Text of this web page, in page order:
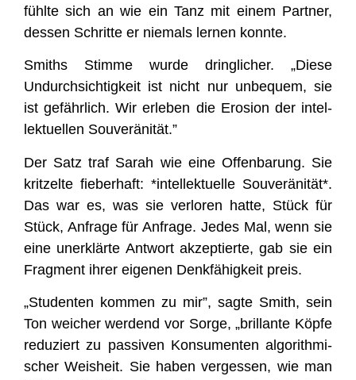
fühl­te sich an wie ein Tanz mit einem Part­ner,
des­sen Schrit­te er nie­mals ler­nen konnte.
Smit­hs Stim­me wur­de dring­li­cher. „Die­se
Undurch­sich­tig­keit ist nicht nur unbe­quem, sie
ist gefähr­lich. Wir erle­ben die Ero­si­on der intel­
lek­tu­el­len Souveränität.”
Der Satz traf Sarah wie eine Offen­ba­rung. Sie
krit­zel­te fie­ber­haft: *intel­lek­tu­el­le Sou­ve­rä­ni­tät*.
Das war es, was sie ver­lo­ren hat­te, Stück für
Stück, Anfra­ge für Anfra­ge. Jedes Mal, wenn sie
eine uner­klär­te Ant­wort akzep­tier­te, gab sie ein
Frag­ment ihrer eige­nen Denk­fä­hig­keit preis.
„Stu­den­ten kom­men zu mir”, sag­te Smith, sein
Ton wei­cher wer­dend vor Sor­ge, „bril­lan­te Köp­fe
redu­ziert zu pas­si­ven Kon­su­men­ten algo­rith­mi­
scher Weis­heit. Sie haben ver­ges­sen, wie man